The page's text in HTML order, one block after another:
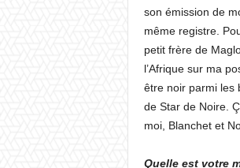
son émission de
même registre.
petit frère de
l’Afrique sur ma
être noir parmi les
de Star de Noire.
moi, Blanchet et
Quelle est votre